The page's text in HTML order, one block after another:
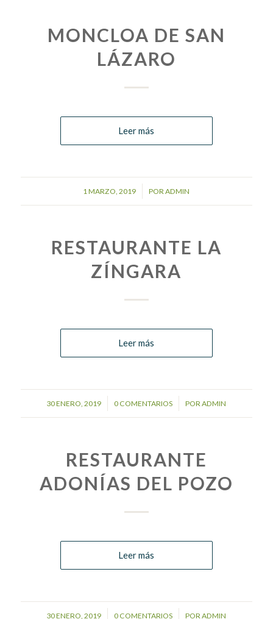
MONCLOA DE SAN
LÁZARO
Leer más
1 MARZO, 2019
/ PORADMIN
RESTAURANTE LA
ZÍNGARA
Leer más
30 ENERO, 2019
/ 0 COMENTARIOS
/ PORADMIN
RESTAURANTE
ADONÍAS DEL POZO
Leer más
30 ENERO, 2019
/ 0 COMENTARIOS
/ PORADMIN